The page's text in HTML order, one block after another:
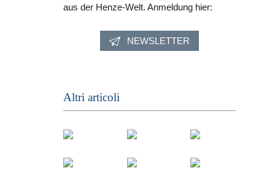
aus der Henze-Welt. Anmeldung hier:
NEWSLETTER
Altri articoli